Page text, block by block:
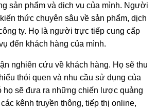
sản phẩm và dịch vụ của mình. Người
thức chuyên sâu về sản phẩm, dịch
ty. Họ là người trực tiếp cung cấp
đến khách hàng của mình.
nghiên cứu về khách hàng. Họ sẽ thu
thói quen và nhu cầu sử dụng của
họ sẽ đưa ra những chiến lược quảng
kênh truyền thông, tiếp thị online,